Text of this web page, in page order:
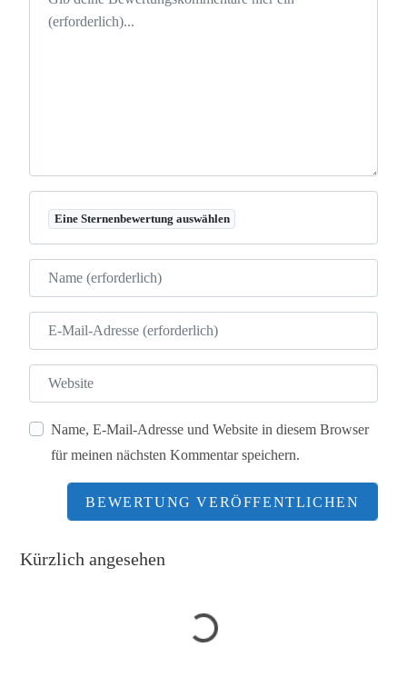
Eine Sternenbewertung auswählen
Name
E-Mail
Website
Name, E-Mail-Adresse und Website in diesem Browser
für meinen nächsten Kommentar speichern.
Kürzlich angesehen